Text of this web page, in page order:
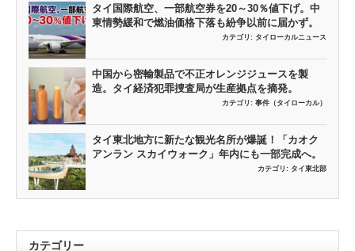
タイ国際航空、一部航空券を20～30％値下げ。中
東情勢緩和で燃油価格下落も紛争以前に届かず。
カテゴリ: タイローカルニュース
中国から密輸製品で不正オレンジジュースを製
造。タイ経済犯罪捜査局が生産拠点を摘発。
カテゴリ: 事件（タイローカル）
タイ東北地方に新たな観光名所が爆誕！「カオク
アンラン スカイウォーク」年内にも一部完成へ。
カテゴリ: タイ東北部
カテゴリー